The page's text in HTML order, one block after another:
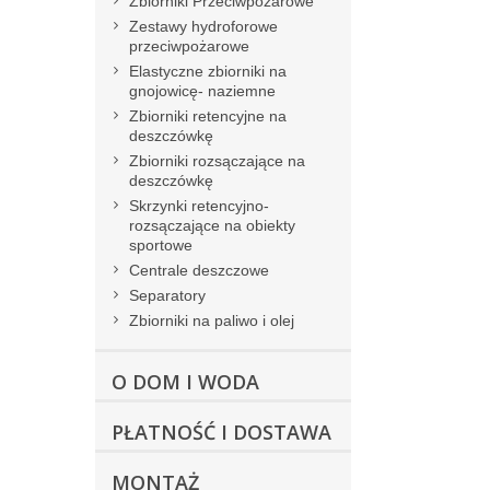
Zestawy hydroforowe
przeciwpożarowe
Elastyczne zbiorniki na
gnojowicę- naziemne
Zbiorniki retencyjne na
deszczówkę
Zbiorniki rozsączające na
deszczówkę
Skrzynki retencyjno-
rozsączające na obiekty
sportowe
Centrale deszczowe
Separatory
Zbiorniki na paliwo i olej
O DOM I WODA
PŁATNOŚĆ I DOSTAWA
MONTAŻ